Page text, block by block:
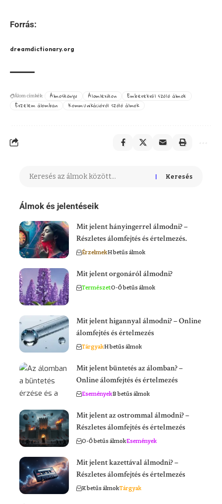
Forrás:
dreamdictionary.org
Álom címkék: Álmoskönyv Álomlexikon
Emberekről szóló álmok
Érzelem álomban
Kommunikációról szóló álmok
Keresés
Álmok és jelentéseik
Mit jelent hányingerrel álmodni? –
Részletes álomfejtés és értelmezés.
ÉrzelmekH betűs álmok
Mit jelent orgonáról álmodni?
TermészetO-Ő betűs álmok
Mit jelent higannyal álmodni? – Online
álomfejtés és értelmezés
TárgyakH betűs álmok
Mit jelent büntetés az álomban? –
Online álomfejtés és értelmezés
EseményekB betűs álmok
Mit jelent az ostrommal álmodni? –
Részletes álomfejtés és értelmezés
O-Ő betűs álmokEsemények
Mit jelent kazettával álmodni? –
Részletes álomfejtés és értelmezés
K betűs álmokTárgyak